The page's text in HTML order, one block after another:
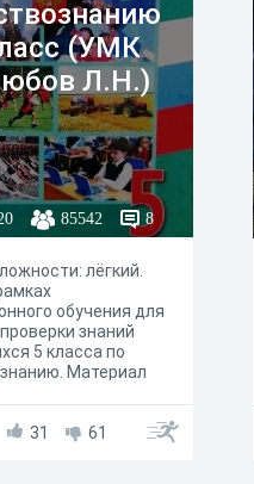
(УМК
Л.Н.)
85542 8
лёгкий.
обучения для
знаний
5 класса по
Материал
31
61